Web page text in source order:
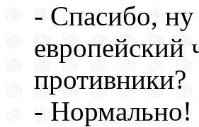
- Спасибо, ну
европейский
противники?
- Нормально!